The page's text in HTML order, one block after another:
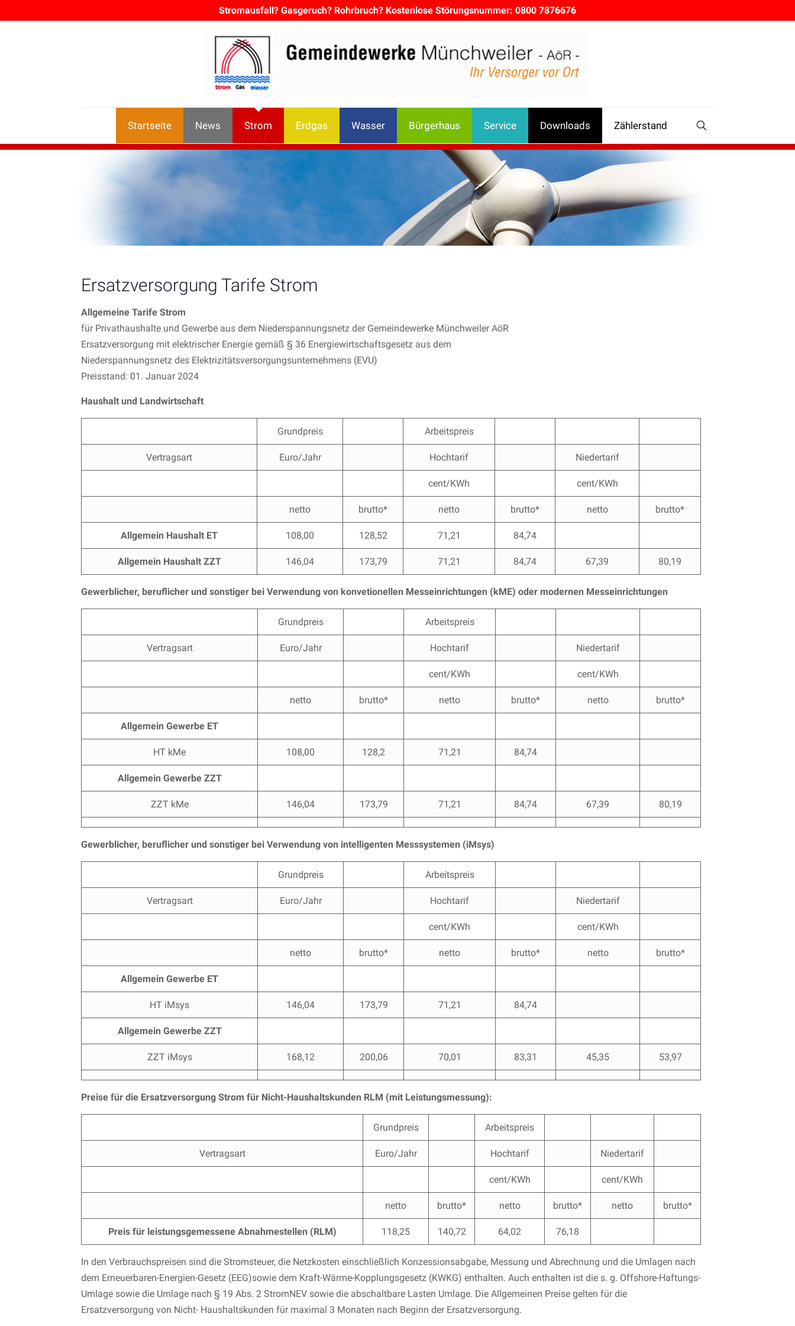
Stromausfall? Gasgeruch? Rohrbruch? Kostenlose Störungsnummer: 0800 7876676
Startseite News Strom Erdgas Wasser Bürgerhaus Service Downloads Zählerstand
Ersatzversorgung Tarife Strom
Allgemeine Tarife Strom
für Privathaushalte und Gewerbe aus dem Niederspannungsnetz der Gemeindewerke Münchweiler AöR
Ersatzversorgung mit elektrischer Energie gemäß § 36 Energiewirtschaftsgesetz aus dem
Niederspannungsnetz des Elektrizitätsversorgungsunternehmens (EVU)
Preisstand: 01. Januar 2024
Haushalt und Landwirtschaft
Grundpreis Arbeitspreis
Vertragsart Euro/Jahr Hochtarif Niedertarif
cent/KWh cent/KWh
netto brutto* netto brutto* netto brutto*
Allgemein Haushalt ET 108,00 128,52 71,21 84,74
Allgemein Haushalt ZZT 146,04 173,79 71,21 84,74 67,39 80,19
Gewerblicher, beruflicher und sonstiger bei Verwendung von konvetionellen Messeinrichtungen (kME) oder modernen Messeinrichtungen
Grundpreis Arbeitspreis
Vertragsart Euro/Jahr Hochtarif Niedertarif
cent/KWh cent/KWh
netto brutto* netto brutto* netto brutto*
Allgemein Gewerbe ET
HT kMe 108,00 128,2 71,21 84,74
Allgemein Gewerbe ZZT
ZZT kMe 146,04 173,79 71,21 84,74 67,39 80,19
Gewerblicher, beruflicher und sonstiger bei Verwendung von intelligenten Messsystemen (iMsys)
Grundpreis Arbeitspreis
Vertragsart Euro/Jahr Hochtarif Niedertarif
cent/KWh cent/KWh
netto brutto* netto brutto* netto brutto*
Allgemein Gewerbe ET
HT iMsys 146,04 173,79 71,21 84,74
Allgemein Gewerbe ZZT
ZZT iMsys 168,12 200,06 70,01 83,31 45,35 53,97
Preise für die Ersatzversorgung Strom für Nicht-Haushaltskunden RLM (mit Leistungsmessung):
Grundpreis Arbeitspreis
Vertragsart Euro/Jahr Hochtarif Niedertarif
cent/KWh cent/KWh
netto brutto* netto brutto* netto brutto*
Preis für leistungsgemessene Abnahmestellen (RLM) 118,25 140,72 64,02 76,18
In den Verbrauchspreisen sind die Stromsteuer, die Netzkosten einschließlich Konzessionsabgabe, Messung und Abrechnung und die Umlagen nach
dem Erneuerbaren-Energien-Gesetz (EEG)sowie dem Kraft-Wärme-Kopplungsgesetz (KWKG) enthalten. Auch enthalten ist die s. g. Offshore-Haftungs-
Umlage sowie die Umlage nach § 19 Abs. 2 StromNEV sowie die abschaltbare Lasten Umlage. Die Allgemeinen Preise gelten für die
Ersatzversorgung von Nicht- Haushaltskunden für maximal 3 Monaten nach Beginn der Ersatzversorgung.